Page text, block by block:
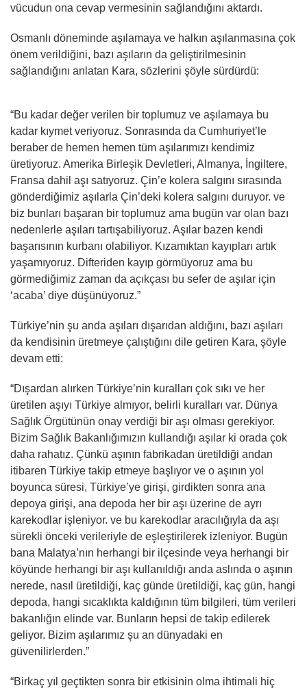
vücudun ona cevap vermesinin sağlandığını aktardı.
Osmanlı döneminde aşılamaya ve halkın aşılanmasına çok
önem verildiğini, bazı aşıların da geliştirilmesinin
sağlandığını anlatan Kara, sözlerini şöyle sürdürdü:
“Bu kadar değer verilen bir toplumuz ve aşılamaya bu
kadar kıymet veriyoruz. Sonrasında da Cumhuriyet’le
beraber de hemen hemen tüm aşılarımızı kendimiz
üretiyoruz. Amerika Birleşik Devletleri, Almanya, İngiltere,
Fransa dahil aşı satıyoruz. Çin’e kolera salgını sırasında
gönderdiğimiz aşılarla Çin’deki kolera salgını duruyor. ve
biz bunları başaran bir toplumuz ama bugün var olan bazı
nedenlerle aşıları tartışabiliyoruz. Aşılar bazen kendi
başarısının kurbanı olabiliyor. Kızamıktan kayıpları artık
yaşamıyoruz. Difteriden kayıp görmüyoruz ama bu
görmediğimiz zaman da açıkçası bu sefer de aşılar için
‘acaba’ diye düşünüyoruz.”
Türkiye’nin şu anda aşıları dışarıdan aldığını, bazı aşıları
da kendisinin üretmeye çalıştığını dile getiren Kara, şöyle
devam etti:
“Dışardan alırken Türkiye’nin kuralları çok sıkı ve her
üretilen aşıyı Türkiye almıyor, belirli kuralları var. Dünya
Sağlık Örgütünün onay verdiği bir aşı olması gerekiyor.
Bizim Sağlık Bakanlığımızın kullandığı aşılar ki orada çok
daha rahatız. Çünkü aşının fabrikadan üretildiği andan
itibaren Türkiye takip etmeye başlıyor ve o aşının yol
boyunca süresi, Türkiye’ye girişi, girdikten sonra ana
depoya girişi, ana depoda her bir aşı üzerine de ayrı
karekodlar işleniyor. ve bu karekodlar aracılığıyla da aşı
sürekli önceki verileriyle de eşleştirilerek izleniyor. Bugün
bana Malatya’nın herhangi bir ilçesinde veya herhangi bir
köyünde herhangi bir aşı kullanıldığı anda aslında o aşının
nerede, nasıl üretildiği, kaç günde üretildiği, kaç gün, hangi
depoda, hangi sıcaklıkta kaldığının tüm bilgileri, tüm verileri
bakanlığın elinde var. Bunların hepsi de takip edilerek
geliyor. Bizim aşılarımız şu an dünyadaki en
güvenilirlerden.”
“Birkaç yıl geçtikten sonra bir etkisinin olma ihtimali hiç